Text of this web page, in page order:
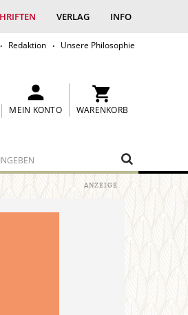
VERLAG INFO
Redaktion Unsere Philosophie
MEIN KONTO WARENKORB